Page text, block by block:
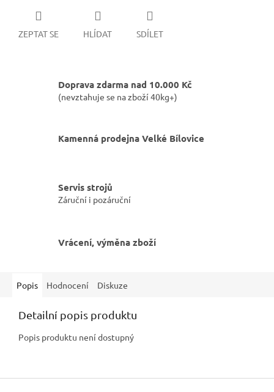
ZEPTAT SE HLÍDAT SDÍLET
Doprava zdarma nad 10.000 Kč
(nevztahuje se na zboží 40kg+)
Kamenná prodejna Velké Bílovice
Servis strojů
Záruční i pozáruční
Vrácení, výměna zboží
Popis Hodnocení Diskuze
Detailní popis produktu
Popis produktu není dostupný
Z